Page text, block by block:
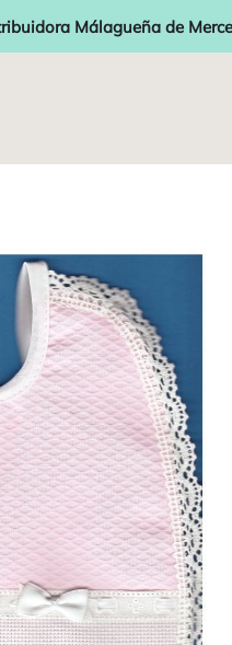
Málagueña de